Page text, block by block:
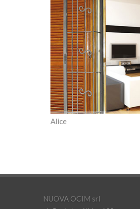
Alice
NUOVA OCIM srl